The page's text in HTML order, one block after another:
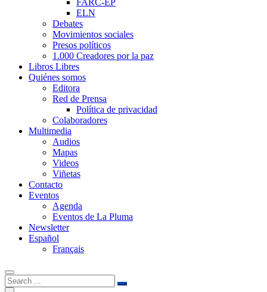
FARC-EP
ELN
Debates
Movimientos sociales
Presos políticos
1.000 Creadores por la paz
Libros Libres
Quiénes somos
Editora
Red de Prensa
Política de privacidad
Colaboradores
Multimedia
Audios
Mapas
Videos
Viñetas
Contacto
Eventos
Agenda
Eventos de La Pluma
Newsletter
Español
Français